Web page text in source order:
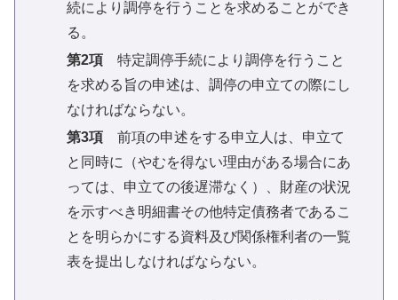
続により調停を行うことを求めることができ
る。
第2項特定調停手続により調停を行うこと
を求める旨の申述は、調停の申立ての際にし
なければならない。
第3項前項の申述をする申立人は、申立て
と同時に（やむを得ない理由がある場合にあ
っては、申立ての後遅滞なく）、財産の状況
を示すべき明細書その他特定債務者であるこ
とを明らかにする資料及び関係権利者の一覧
表を提出しなければならない。